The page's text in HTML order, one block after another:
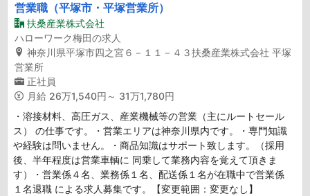
営業職（平塚市・平塚営業所）
扶桑産業株式会社
ハローワーク梅田の求人
神奈川県平塚市四之宮６－１１－４３扶桑産業株式会社 平塚
営業所
正社員
月給 26万1,540円～ 31万1,780円
・溶接材料、高圧ガス、産業機械等の営業（主にルートセール
ス） の仕事です。・営業エリアは神奈川県内です。・専門知識
や経験は問いません。・商品知識はサポート致します。（採用
後、半年程度は営業車輌に 同乗して業務内容を覚えて頂きま
す）・営業係４名、業務係１名、配送係１名が在職中で営業係
１名退職 による求人募集です。【変更範囲：変更なし】